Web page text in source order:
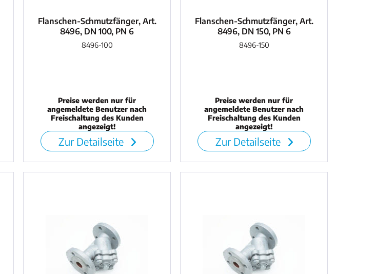
Flanschen-Schmutzfänger, Art.
8496, DN 100, PN 6
8496-100
Preise werden nur für
angemeldete Benutzer nach
Freischaltung des Kunden
angezeigt!
Zur Detailseite
Flanschen-Schmutzfänger, Art.
8496, DN 150, PN 6
8496-150
Preise werden nur für
angemeldete Benutzer nach
Freischaltung des Kunden
angezeigt!
Zur Detailseite